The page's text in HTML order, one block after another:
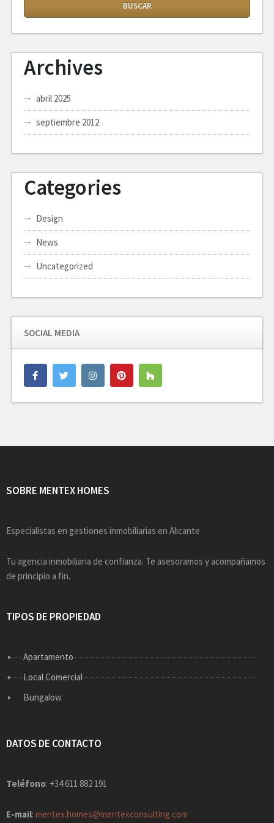
Archives
abril 2025
septiembre 2012
Categories
Design
News
Uncategorized
SOCIAL MEDIA
SOBRE MENTEX HOMES
Especialistas en gestiones inmobiliarias en Alicante
Tu agencia inmobiliaria de confianza. Te asesoramos y acompañamos
de principio a fin.
TIPOS DE PROPIEDAD
Apartamento
Local Comercial
Bungalow
DATOS DE CONTACTO
Teléfono: +34 611 882 191
E-mail: mentex.homes@mentexconsulting.com